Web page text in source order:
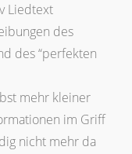
Liedtext
des
des “perfekten
mehr kleiner
im Griff
nicht mehr da